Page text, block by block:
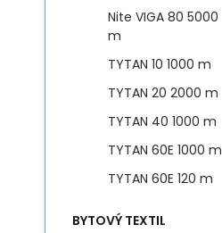
Nite VIGA 80 5000
m
TYTAN 10 1000 m
TYTAN 20 2000 m
TYTAN 40 1000 m
TYTAN 60E 1000 m
TYTAN 60E 120 m
BYTOVÝ TEXTIL